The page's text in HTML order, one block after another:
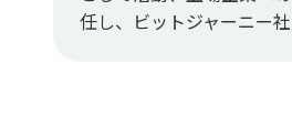
任し、ビットジャーニー社